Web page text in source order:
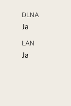
DLNA
Ja
LAN
Ja